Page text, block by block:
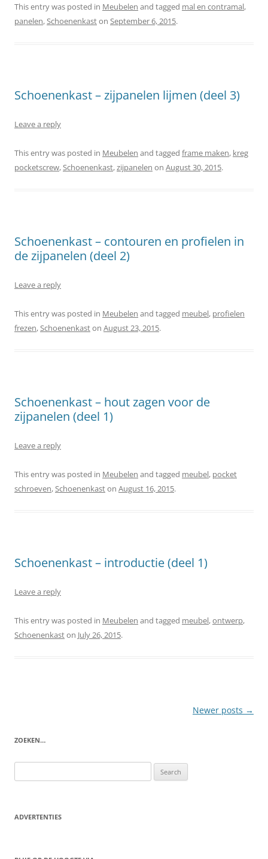
This entry was posted in Meubelen and tagged mal en contramal,
panelen,Schoenenkaston September 6, 2015.
Schoenenkast – zijpanelen lijmen (deel 3)
Leave a reply
This entry was posted in Meubelen and tagged frame maken, kreg
pocketscrew,Schoenenkast,zijpanelen on August 30, 2015.
Schoenenkast – contouren en profielen in
de zijpanelen (deel 2)
Leave a reply
This entry was posted in Meubelen and tagged meubel, profielen
frezen,Schoenenkaston August 23, 2015.
Schoenenkast – hout zagen voor de
zijpanelen (deel 1)
Leave a reply
This entry was posted in Meubelen and tagged meubel, pocket
schroeven,Schoenenkaston August 16, 2015.
Schoenenkast – introductie (deel 1)
Leave a reply
This entry was posted in Meubelen and tagged meubel,ontwerp,
Schoenenkaston July 26, 2015.
Newer posts →
ZOEKEN…
for:
ADVERTENTIES